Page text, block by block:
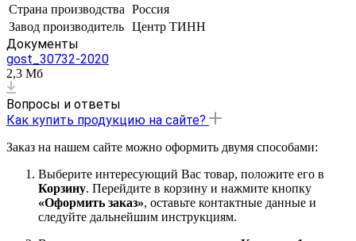
Страна производства Россия
Завод производитель Центр ТИНН
Документы
gost_30732-2020
2,3 Мб
Вопросы и ответы
Как купить продукцию на сайте?
Заказ на нашем сайте можно оформить двумя способами:
Выберите интересующий Вас товар, положите его в
Корзину. Перейдите в корзину и нажмите кнопку
«Оформить заказ», оставьте контактные данные и
следуйте дальнейшим инструкциям.